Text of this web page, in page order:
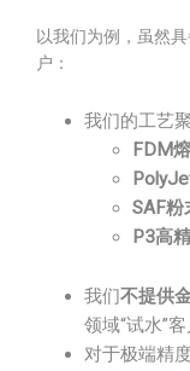
以我们为例，虽然
户：
我们的工艺
FDM
SAF粉
P3高
我们不提供
领域“试水”客
对于极端精